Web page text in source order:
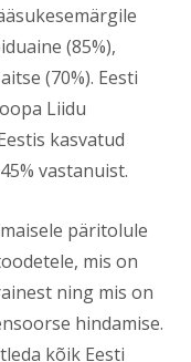
(85%),
(70%). Eesti
Liidu
kasvatud
vastanuist.
päritolule
mis on
ning mis on
hindamise.
kõik Eesti